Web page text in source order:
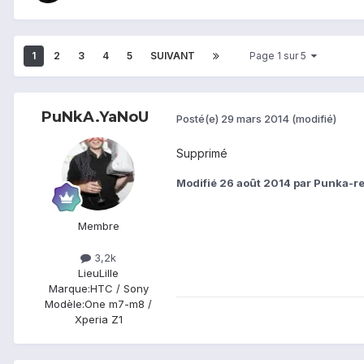
1 2 3 4 5 SUIVANT Page 1 sur 5
PuNkA.YaNoU
Membre
3,2k
LieuLille
Marque:HTC / Sony
Modèle:One m7-m8 /
Xperia Z1
Posté(e) 29 mars 2014 (modifié)
Supprimé
Modifié 26 août 2014 par Punka-